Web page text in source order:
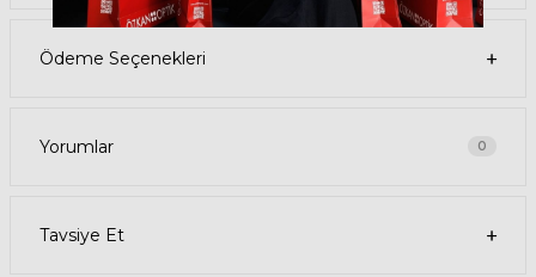
• Gözlük temizleme spreyi
• Gözlük temizleme bezi
Ürün Kullanımı
pedlerini ayarlayın. Güneş gözlüğünüzü çıkardığınızda, kılıfına
takım elbise gibi giysilerle birlikte kullanabilirsiniz.
Ödeme Seçenekleri
Yorumlar 0
Tavsiye Et